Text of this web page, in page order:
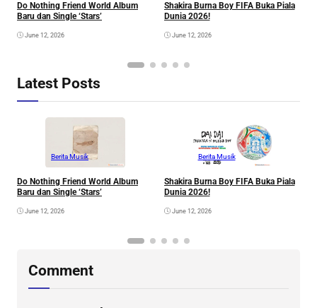
Do Nothing Friend World Album
Baru dan Single ‘Stars’
June 12, 2026
Shakira Burna Boy FIFA Buka Piala
Dunia 2026!
June 12, 2026
Latest Posts
Berita Musik
Do Nothing Friend World Album
Baru dan Single ‘Stars’
June 12, 2026
Berita Musik
Shakira Burna Boy FIFA Buka Piala
Dunia 2026!
June 12, 2026
Comment